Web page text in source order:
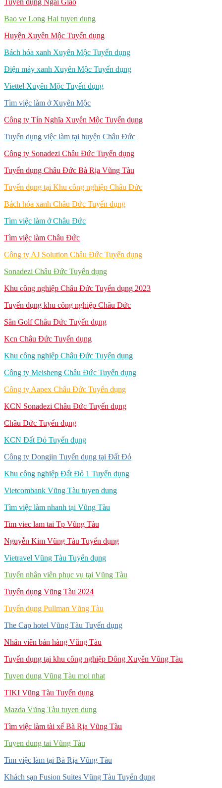
Bao ve Long Hai tuyen dung
Huyện Xuyên Mộc Tuyển dụng
Bách hóa xanh Xuyên Mộc Tuyển dụng
Điện máy xanh Xuyên Mộc Tuyển dụng
Viettel Xuyên Mộc Tuyển dụng
Tìm việc làm ở Xuyên Mộc
Công ty Tín Nghĩa Xuyên Mộc Tuyển dụng
Tuyển dụng việc làm tại huyện Châu Đức
Công ty Sonadezi Châu Đức Tuyển dụng
Tuyển dụng Châu Đức Bà Rịa Vũng Tàu
Tuyển dụng tại Khu công nghiệp Châu Đức
Bách hóa xanh Châu Đức Tuyển dụng
Tìm việc làm ở Châu Đức
Tìm việc làm Châu Đức
Công ty AJ Solution Châu Đức Tuyển dụng
Sonadezi Châu Đức Tuyển dụng
Khu công nghiệp Châu Đức Tuyển dụng 2023
Tuyển dụng khu công nghiệp Châu Đức
Sân Golf Châu Đức Tuyển dụng
Kcn Châu Đức Tuyển dụng
Khu công nghiệp Châu Đức Tuyển dụng
Công ty Meisheng Châu Đức Tuyển dụng
Công ty Aapex Châu Đức Tuyển dụng
KCN Sonadezi Châu Đức Tuyển dụng
Châu Đức Tuyển dụng
KCN Đất Đỏ Tuyển dụng
Công ty Dongjin Tuyển dụng tại Đất Đỏ
Khu công nghiệp Đất Đỏ 1 Tuyển dụng
Vietcombank Vũng Tàu tuyen dung
Tìm việc làm nhanh tại Vũng Tàu
Tim viec lam tai Tp Vũng Tàu
Nguyễn Kim Vũng Tàu Tuyển dụng
Vietravel Vũng Tàu Tuyển dụng
Tuyển nhân viên phục vụ tại Vũng Tàu
Tuyển dụng Vũng Tàu 2024
Tuyển dụng Pullman Vũng Tàu
The Cap hotel Vũng Tàu Tuyển dụng
Nhân viên bán hàng Vũng Tàu
Tuyển dụng tại khu công nghiệp Đông Xuyên Vũng Tàu
Tuyen dung Vũng Tàu moi nhat
TIKI Vũng Tàu Tuyển dụng
Mazda Vũng Tàu tuyen dung
Tìm việc làm tài xế Bà Rịa Vũng Tàu
Tuyen dung tai Vũng Tàu
Tim việc làm tại Bà Rịa Vũng Tàu
Khách sạn Fusion Suites Vũng Tàu Tuyển dụng